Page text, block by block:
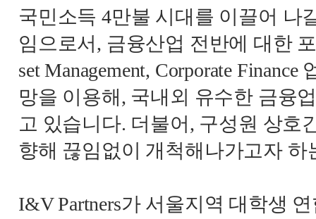
국민소득 4만불 시대를 이끌어 나
임으로서 , 금융산업 전반에 대한
set Management, Corporate Finance
망을 이용해 , 국내외 유수한 금융
고 있습니다. 더불어 , 구성원 상호
향해 끊임없이 개척해나가고자
I&V Partners가 서울지역 대학생